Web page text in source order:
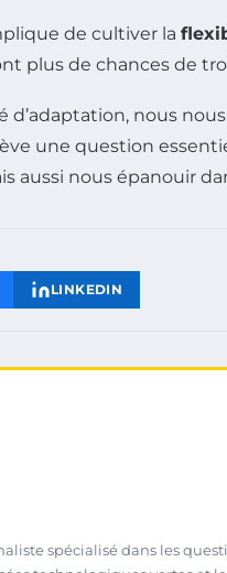
de cultiver la
plus de chances de
d’adaptation, nous
une question
aussi nous épanouir
LINKEDIN
spécialisé dans les